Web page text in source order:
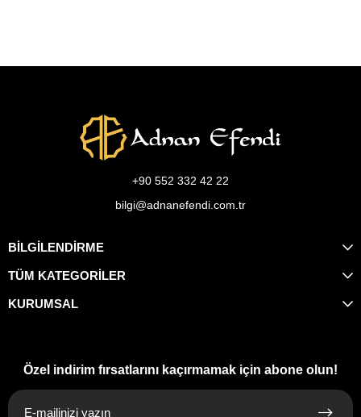
+90 552 332 42 22
bilgi@adnanefendi.com.tr
BİLGİLENDİRME
TÜM KATEGORİLER
KURUMSAL
Özel indirim fırsatlarını kaçırmamak için abone olun!